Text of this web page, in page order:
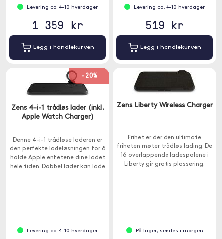
Levering ca. 4-10 hverdager
1 359 kr
Legg i handlekurven
Levering ca. 4-10 hverdager
519 kr
Legg i handlekurven
-20%
Zens 4-i-1 trådløs lader (inkl.
Apple Watch Charger)
Denne 4-i-1 trådløse laderen er
den perfekte ladeløsningen for å
holde Apple enhetene dine ladet
hele tiden. Dobbel lader kan lade
Levering ca. 4-10 hverdager
Zens Liberty Wireless Charger
Frihet er der den ultimate
friheten møter trådløs lading. De
16 overlappende ladespolene i
Liberty gir gratis plassering.
På lager, sendes i morgen